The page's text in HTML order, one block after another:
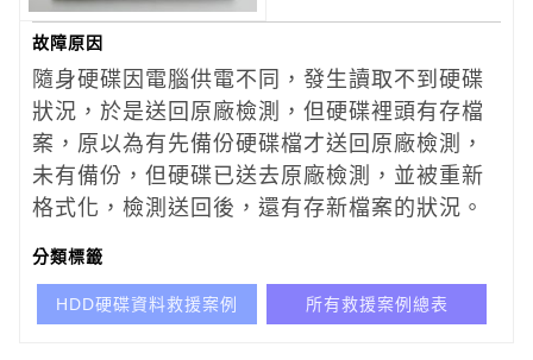
故障原因
隨身硬碟因電腦供電不同，發生讀取不到硬碟
狀況，於是送回原廠檢測，但硬碟裡頭有存檔
案，原以為有先備份硬碟檔才送回原廠檢測，
未有備份，但硬碟已送去原廠檢測，並被重新
格式化，檢測送回後，還有存新檔案的狀況。
分類標籤
HDD硬碟資料救援案例 所有救援案例總表